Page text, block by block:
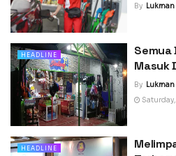
By
HEADLINE
Masuk
By
HEADLINE